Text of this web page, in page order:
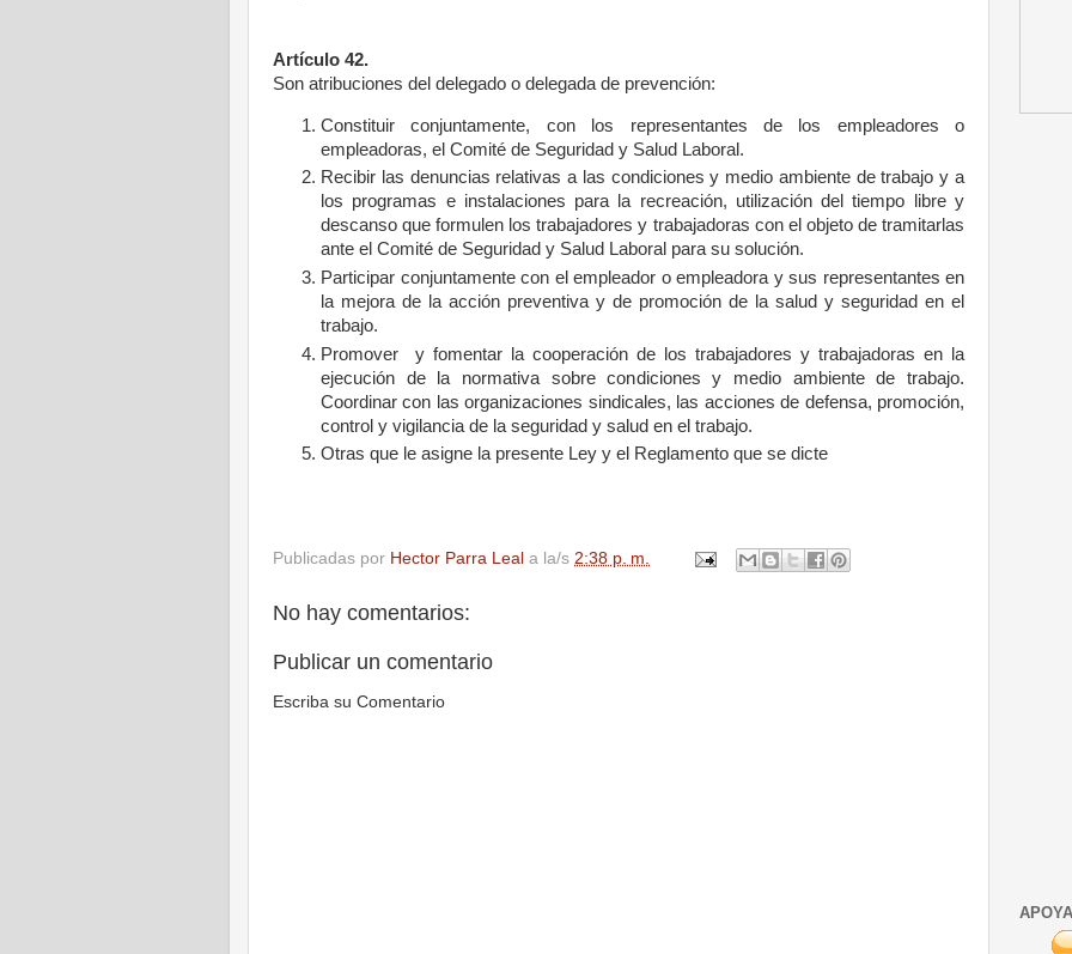
Artículo 42.
Son atribuciones del delegado o delegada de prevención:
Constituir conjuntamente, con los representantes de los empleadores o
empleadoras, el Comité de Seguridad y Salud Laboral.
Recibir las denuncias relativas a las condiciones y medio ambiente de trabajo y a
los programas e instalaciones para la recreación, utilización del tiempo libre y
descanso que formulen los trabajadores y trabajadoras con el objeto de tramitarlas
ante el Comité de Seguridad y Salud Laboral para su solución.
Participar conjuntamente con el empleador o empleadora y sus representantes en
la mejora de la acción preventiva y de promoción de la salud y seguridad en el
trabajo.
Promover y fomentar la cooperación de los trabajadores y trabajadoras en la
ejecución de la normativa sobre condiciones y medio ambiente de trabajo.
Coordinar con las organizaciones sindicales, las acciones de defensa, promoción,
control y vigilancia de la seguridad y salud en el trabajo.
Otras que le asigne la presente Ley y el Reglamento que se dicte
Publicadas por Hector Parra Leal a la/s 2:38 p. m.
No hay comentarios:
Publicar un comentario
Escriba su Comentario